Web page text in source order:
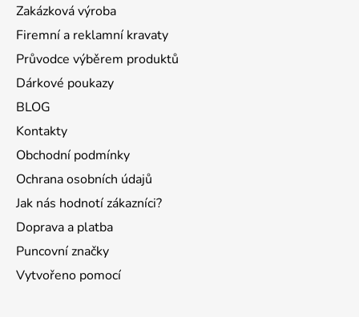
Zakázková výroba
Firemní a reklamní kravaty
Průvodce výběrem produktů
Dárkové poukazy
BLOG
Kontakty
Obchodní podmínky
Ochrana osobních údajů
Jak nás hodnotí zákazníci?
Doprava a platba
Puncovní značky
Vytvořeno pomocí